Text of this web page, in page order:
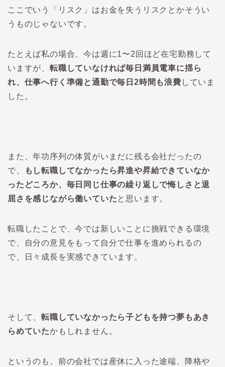
ここでいう「リスク」はお金を失うリスクとかそうい
うものじゃないです。
たとえば私の場合、今は週に1〜2回ほど在宅勤務して
いますが、 転職していなければ毎日満員電車に揺ら
れ、仕事へ行く準備と通勤で毎日2時間も浪費 していま
した。
また、年功序列の体質がいまだに残る会社だったの
で、
もし転職してなかったら昇進や昇給できていなか
ったどころか、毎日同じ仕事の繰り返しで悔しさと退
屈さを感じながら働いていたと思います。
転職したことで、今では新しいことに挑戦できる環境
で、自分の意見をもって自分で仕事を進められるの
で、日々成長を実感できています。
そして、転職していなかったら子どもを持つ夢もあき
らめていたかもしれません。
というのも、前の会社では産休に入った途端、降格や